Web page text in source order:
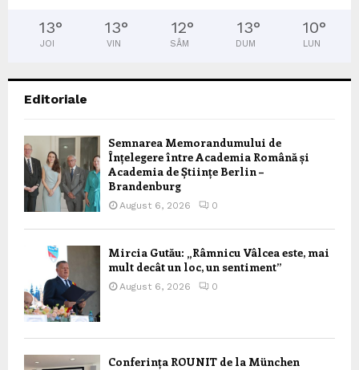
13°
JOI
13°
VIN
12°
SÂM
13°
DUM
10°
LUN
Editoriale
Semnarea Memorandumului de
Înțelegere între Academia Română și
Academia de Științe Berlin –
Brandenburg
August 6, 2026 0
Mircia Gutău: „Râmnicu Vâlcea este, mai
mult decât un loc, un sentiment”
August 6, 2026 0
Conferința ROUNIT de la München